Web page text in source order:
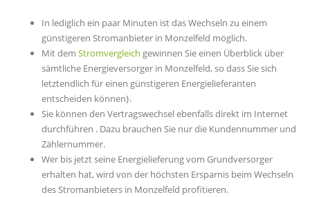
In lediglich ein paar Minuten ist das Wechseln zu einem
günstigeren Stromanbieter in Monzelfeld möglich.
Mit dem Stromvergleich gewinnen Sie einen Überblick über
sämtliche Energieversorger in Monzelfeld, so dass Sie sich
letztendlich für einen günstigeren Energielieferanten
entscheiden können}.
Sie können den Vertragswechsel ebenfalls direkt im Internet
durchführen . Dazu brauchen Sie nur die Kundennummer und
Zählernummer.
Wer bis jetzt seine Energielieferung vom Grundversorger
erhalten hat, wird von der höchsten Ersparnis beim Wechseln
des Stromanbieters in Monzelfeld profitieren.